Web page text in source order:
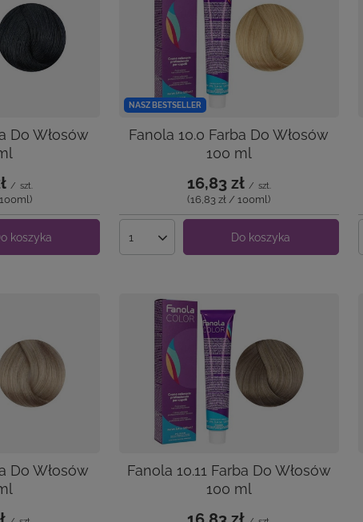
Do Włosów
/ szt.
)
koszyka
NASZ BESTSELLER
Fanola 10.0 Farba Do Włosów
100 ml
16,83 zł / szt.
(16,83 zł / 100ml)
Ilość produktów Do koszyka
Do Włosów
Fanola 10.11 Farba Do Włosów
100 ml